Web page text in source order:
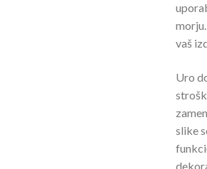
vaš
Uro
slike